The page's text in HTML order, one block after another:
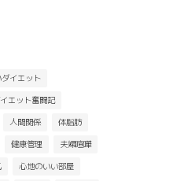
イエット
エット奮闘記
人間関係
体脂肪
健康管理
夫婦喧嘩
心地のいい部屋